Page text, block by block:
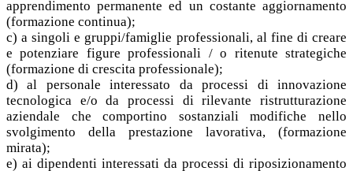
apprendimento permanente ed un costante aggiornamento
(formazione continua);
c) a singoli e gruppi/famiglie professionali, al fine di creare
e potenziare figure professionali / o ritenute strategiche
(formazione di crescita professionale);
d) al personale interessato da processi di innovazione
tecnologica e/o da processi di rilevante ristrutturazione
aziendale che comportino sostanziali modifiche nello
svolgimento della prestazione lavorativa, (formazione
mirata);
e) ai dipendenti interessati da processi di riposizionamento